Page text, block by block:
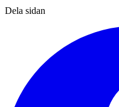
Dela sidan